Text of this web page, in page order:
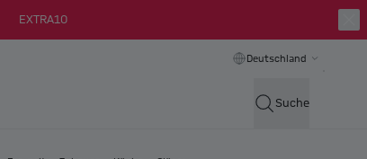
EXTRA10
Deutschland
Suche